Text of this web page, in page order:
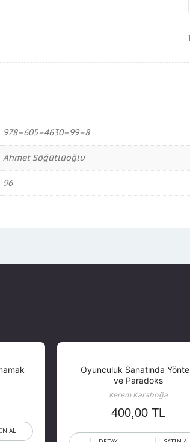
978–605–4630–99–8
Ahmet Söğütlüoğlu
96
AL
Oyunculuk Sanatında
ve Paradoks
Kerem Karaboğa
400,00 TL